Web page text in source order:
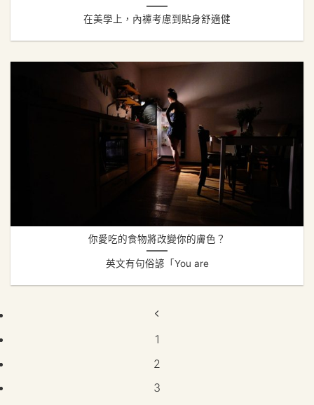
在美學上，內褲考慮到貼身舒適健
你愛吃的食物將改變你的膚色？
英文有句俗諺「You are
1
2
3